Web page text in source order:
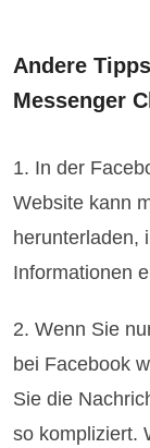
Andere
Messenger
1. In der
Website kann
herunterladen,
Informationen
2. Wenn Sie
bei Facebook
Sie die
so kompliziert.